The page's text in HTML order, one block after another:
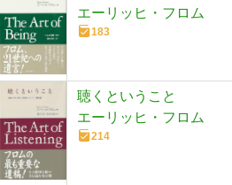
エーリッヒ・フロム
183
聴くということ
エーリッヒ・フロム
214